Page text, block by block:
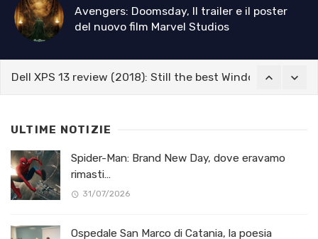
Avengers: Doomsday, Il trailer e il poster
del nuovo film Marvel Studios
Dell XPS 13 review (2018): Still the best Windows laptop
Il fenomeno Blue: Eleonora Puglia firma una delle
“Giovani, digitalizzazione, europee2024”. Importante
Dell XPS 13 review (2018): Still the best Windows laptop
ULTIME NOTIZIE
Spider-Man: Brand New Day, dove eravamo
rimasti…
31/07/2026
Ospedale San Marco di Catania, la poesia